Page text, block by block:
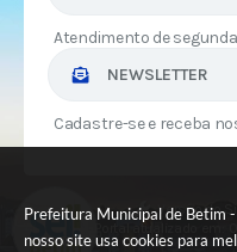
Prefeitura Municipal de Betim
nosso site usa cookies para
Atendimento de
NEWSLETTER
Cadastre-se e receba
Versão do
Portal atualizado em: